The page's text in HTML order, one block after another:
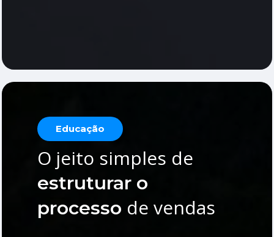
Educação
O jeito simples de
estruturar o
processo de vendas